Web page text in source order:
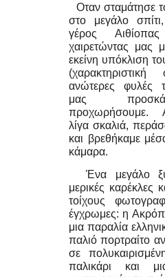
Οταν σταμάτησε
στο μεγάλο
γέρος
χαιρετώντας μας
εκείνη υπόκλιση
ανώτερες φυλές
μας
προχωρήσουμε.
λίγα σκαλιά,
και βρεθήκαμε
κάμαρα.
Ένα μεγάλο
μερικές καρέκλες
τοίχους
έγχρωμες: η
μια παραλία
παλιό πορτραίτο
σε
παλικάρι και